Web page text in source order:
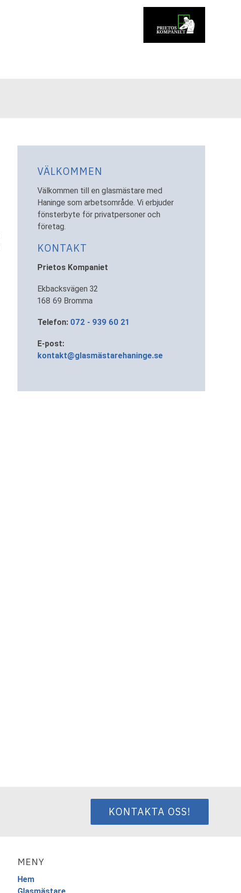
VÄLKOMMEN
Välkommen till en glasmästare med
Haninge som arbetsområde. Vi erbjuder
fönsterbyte för privatpersoner och
företag.
KONTAKT
Prietos Kompaniet
Ekbacksvägen 32
168 69 Bromma
Telefon: 072 - 939 60 21
E-post:
kontakt@glasmästarehaninge.se
KONTAKTA OSS!
MENY
Hem